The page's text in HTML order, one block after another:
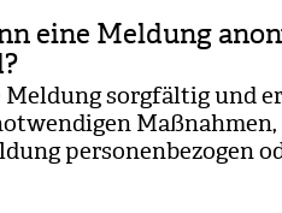
eine Meldung
sorg­fäl­tig und
per­so­nen­be­zo­gen